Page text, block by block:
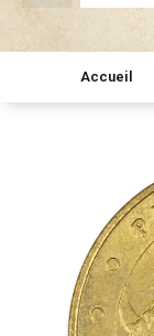
Accueil